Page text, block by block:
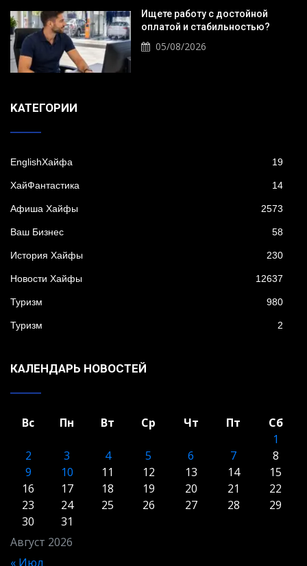
Ищете работу с достойной
оплатой и стабильностью?
05/08/2026
KАТЕГОРИИ
EnglishХайфа 19
XайФантастика 14
Афиша Хайфы 2573
Ваш Бизнес 58
История Хайфы 230
Новости Хайфы 12637
Туризм 980
Туризм 2
КАЛЕНДАРЬ НОВОСТЕЙ
Август 2026
Вс Пн Вт Ср Чт Пт
Сб
1
2
3 4 5 6 7
8
9
10 11 12 13 14
15
16
17 18 19 20 21
22
23
24 25 26 27 28
29
30
31
« Июл